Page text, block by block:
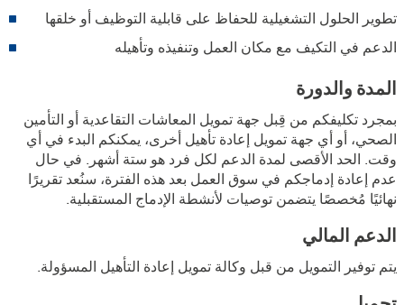
تطوير الحلول التشغيلية للحفاظ على قابلية التوظيف أو خلقها
الدعم في التكيف مع مكان العمل وتنفيذه وتأهيله
المدة والدورة
بمجرد تكليفكم من قِبل جهة تمويل المعاشات التقاعدية أو التأمين
الصحي، أو أي جهة تمويل إعادة تأهيل أخرى، يمكنكم البدء في أي
وقت. الحد الأقصى لمدة الدعم لكل فرد هو ستة أشهر. في حال
عدم إعادة إدماجكم في سوق العمل بعد هذه الفترة، سنُعد تقريرًا
نهائيًا مُخصصًا يتضمن توصيات لأنشطة الإدماج المستقبلية.
الدعم المالي
يتم توفير التمويل من قبل وكالة تمويل إعادة التأهيل المسؤولة.